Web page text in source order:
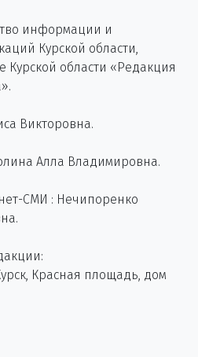
информации и
Курской области,
области «Редакция
Викторовна.
Алла Владимировна.
СМИ : Нечипоренко
Красная площадь, дом